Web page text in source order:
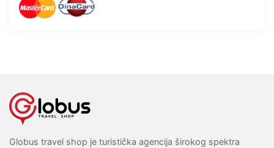
Globus travel shop je turistička agencija širokog spektra